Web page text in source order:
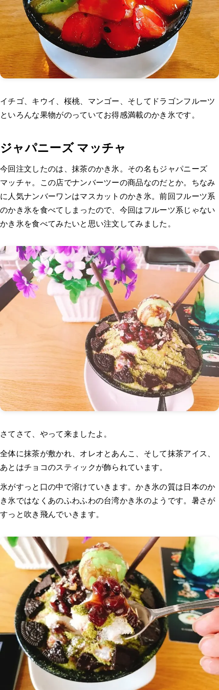
イチゴ、キウイ、桜桃、マンゴー、そしてドラゴンフルーツ
といろんな果物がのっていてお得感満載のかき氷です。
ジャパニーズ マッチャ
今回注文したのは、抹茶のかき氷。その名もジャパニーズ
マッチャ。この店でナンバーツーの商品なのだとか。ちなみ
に人気ナンバーワンはマスカットのかき氷。前回フルーツ系
のかき氷を食べてしまったので、今回はフルーツ系じゃない
かき氷を食べてみたいと思い注文してみました。
さてさて、やって来ましたよ。
全体に抹茶が敷かれ、オレオとあんこ、そして抹茶アイス、
あとはチョコのスティックが飾られています。
氷がすっと口の中で溶けていきます。かき氷の質は日本のか
き氷ではなくあのふわふわの台湾かき氷のようです。暑さが
すっと吹き飛んでいきます。